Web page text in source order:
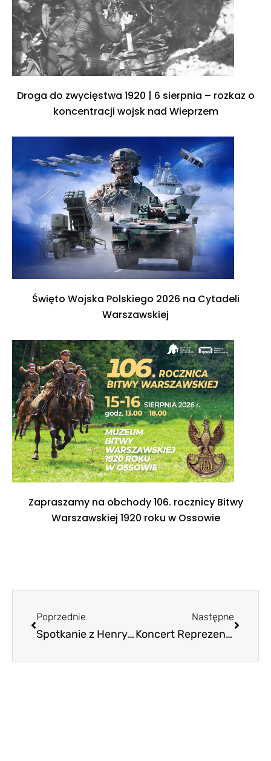
Droga do zwycięstwa 1920 | 6 sierpnia – rozkaz o
koncentracji wojsk nad Wieprzem
Święto Wojska Polskiego 2026 na Cytadeli
Warszawskiej
Zapraszamy na obchody 106. rocznicy Bitwy
Warszawskiej 1920 roku w Ossowie
Poprzednie
Spotkanie z Henrym Citroenem – wnukiem założyciela marki Andre Citroena
Następne
Koncert Reprezentacyjnego Zespołu Artystycznego Wojska Polskiego